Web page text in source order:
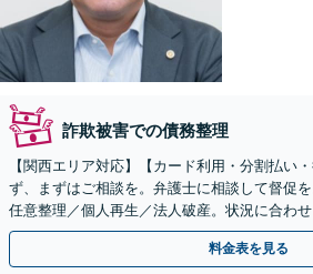
詐欺被害での債務整理
【関西エリア対応】【カード利用・分割払い
ず、まずはご相談を。弁護士に相談して督促
任意整理／個人再生／法人破産。状況に合わ
ご提案【破産管財人経験あり】
料金表を見る